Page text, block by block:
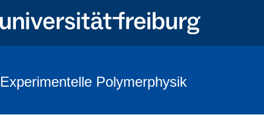
Experimentelle Polymerphysik